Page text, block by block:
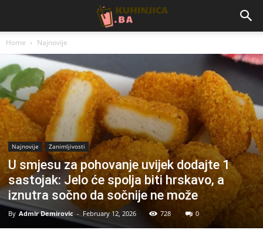
Home Najnovije
Najnovije Zanimljivosti
U smjesu za pohovanje uvijek dodajte 1
sastojak: Jelo će spolja biti hrskavo, a
iznutra sočno da sočnije ne može
By Admir Demirovic - February 12, 2026 728 0